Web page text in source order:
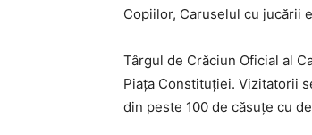
Copiilor, Caruselul cu jucării
Târgul de Crăciun Oficial al
Piața Constituției. Vizitatorii
din peste 100 de căsuțe cu